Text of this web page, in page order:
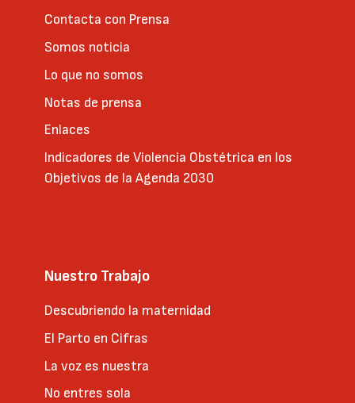
Contacta con Prensa
Somos noticia
Lo que no somos
Notas de prensa
Enlaces
Indicadores de Violencia Obstétrica en los
Objetivos de la Agenda 2030
Nuestro Trabajo
Descubriendo la maternidad
El Parto en Cifras
La voz es nuestra
No entres sola